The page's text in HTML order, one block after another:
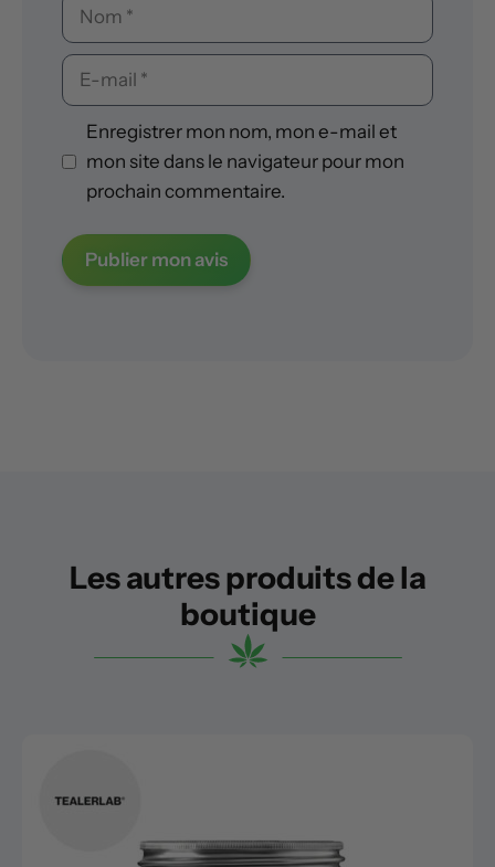
E-
mail
Enregistrer mon nom, mon e-mail et
mon site dans le navigateur pour mon
prochain commentaire.
Les autres produits de la
boutique